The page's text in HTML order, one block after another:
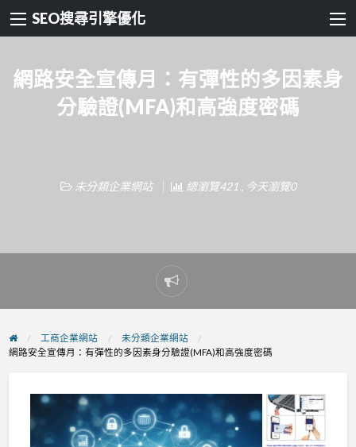
SEO搜尋引擎優化
網路安全宣傳月：有彈性的多因素身
分驗證(MFA)和高強度密碼
未分類企業網站 總瀏覽421 , 今天瀏覽0
Report
problem
工商企業網站
未分類企業網站
網路安全宣傳月：有彈性的多因素身分驗證(MFA)和高強度密碼